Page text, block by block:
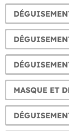
MASQUE ET